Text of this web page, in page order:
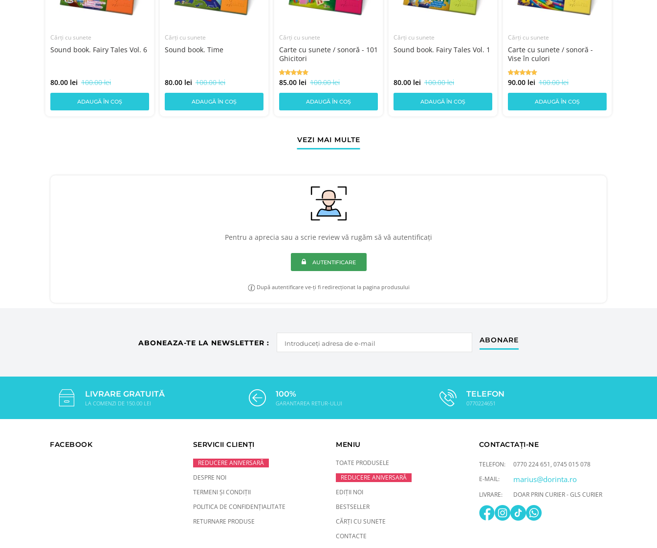
Cărți cu sunete
Sound book. Fairy Tales Vol. 6
80.00 lei 100.00 lei
ADAUGĂ ÎN COȘ
Cărți cu sunete
Sound book. Time
80.00 lei 100.00 lei
ADAUGĂ ÎN COȘ
Cărți cu sunete
Carte cu sunete / sonoră - 101
Ghicitori
85.00 lei 100.00 lei
ADAUGĂ ÎN COȘ
Cărți cu sunete
Sound book. Fairy Tales Vol. 1
80.00 lei 100.00 lei
ADAUGĂ ÎN COȘ
Cărți cu sunete
Carte cu sunete / sonoră -
Vise în culori
90.00 lei 100.00 lei
ADAUGĂ ÎN COȘ
VEZI MAI MULTE
Pentru a aprecia sau a scrie review vă rugăm să vă autentificați
AUTENTIFICARE
După autentificare ve-ți fi redirecționat la pagina produsului
ABONEAZA-TE LA NEWSLETTER : ABONARE
LIVRARE GRATUITĂ
LA COMENZI DE 150.00 LEI
100%
GARANTAREA RETUR-ULUI
TELEFON
0770224651
FACEBOOK SERVICII CLIENȚI
REDUCERE ANIVERSARĂ
DESPRE NOI
TERMENI ȘI CONDIȚII
POLITICA DE CONFIDENȚIALITATE
RETURNARE PRODUSE
MENIU
TOATE PRODUSELE
REDUCERE ANIVERSARĂ
EDIȚII NOI
BESTSELLER
CĂRȚI CU SUNETE
CONTACTE
CONTACTAȚI-NE
TELEFON: 0770 224 651, 0745 015 078
E-MAIL:
marius@dorinta.ro
LIVRARE: DOAR PRIN CURIER - GLS CURIER